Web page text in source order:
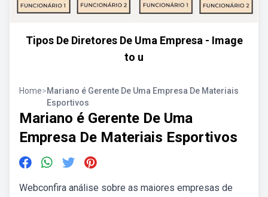
Tipos De Diretores De Uma Empresa - Image
to u
Home>Mariano é Gerente De Uma Empresa De Materiais
Esportivos
Mariano é Gerente De Uma
Empresa De Materiais Esportivos
Webconfira análise sobre as maiores empresas de